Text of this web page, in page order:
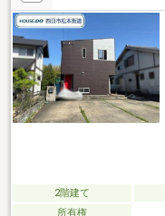
2階建て
所有権